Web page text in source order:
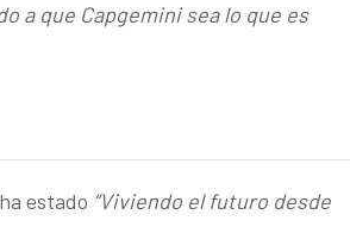
a que Capgemini sea lo que es
estado “Viviendo el futuro desde